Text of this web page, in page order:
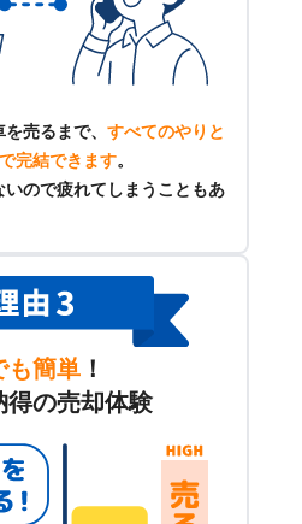
売るまで、 すべてのやりと
完結できます。
いので疲れてしまうこともあ
も簡単 ！
得の売却体験